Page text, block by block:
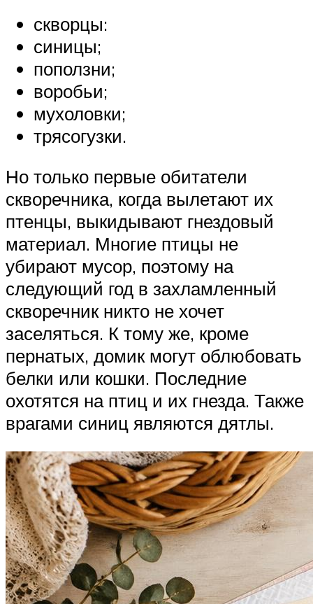
скворцы:
синицы;
поползни;
воробьи;
мухоловки;
трясогузки.
Но только первые обитатели
скворечника, когда вылетают их
птенцы, выкидывают гнездовый
материал. Многие птицы не
убирают мусор, поэтому на
следующий год в захламленный
скворечник никто не хочет
заселяться. К тому же, кроме
пернатых, домик могут облюбовать
белки или кошки. Последние
охотятся на птиц и их гнезда. Также
врагами синиц являются дятлы.